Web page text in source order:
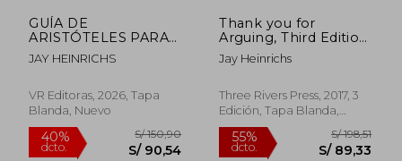
GUÍA DE
ARISTÓTELES PARA
LA
AUTOPERSUASIÓN -
MANERA DE
PENSAR, DECIDIR Y
LECCIONES DEL
PADRE DE LA
JAY HEINRICHS
VR Editoras, 2026, Tapa
Blanda, Nuevo
Thank you for
Arguing, Third Edition:
What Aristotle,
Lincoln, and Homer
us About the art of
Persuasion (en
Jay Heinrichs
Three Rivers Press, 2017, 3
Edición, Tapa Blanda,
Usado